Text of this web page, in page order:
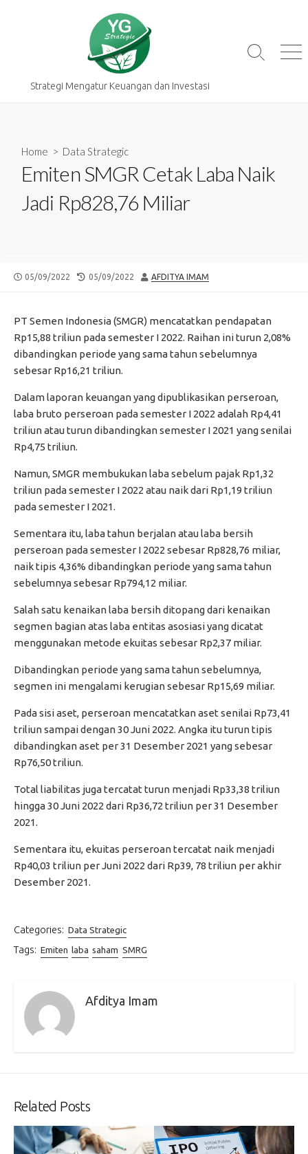
Strategi Mengatur Keuangan dan Investasi
Search
Home > Data Strategic
Emiten SMGR Cetak Laba Naik
Jadi Rp828,76 Miliar
PUBLISHED
05/09/2022
LAST
05/09/2022 AUTHOR
AFDITYA IMAM
PT Semen Indonesia (SMGR) mencatatkan pendapatan
Rp15,88 triliun pada semester I 2022. Raihan ini turun 2,08%
dibandingkan periode yang sama tahun sebelumnya
sebesar Rp16,21 triliun.
Dalam laporan keuangan yang dipublikasikan perseroan,
laba bruto perseroan pada semester I 2022 adalah Rp4,41
triliun atau turun dibandingkan semester I 2021 yang senilai
Rp4,75 triliun.
Namun, SMGR membukukan laba sebelum pajak Rp1,32
triliun pada semester I 2022 atau naik dari Rp1,19 triliun
pada semester I 2021.
Sementara itu, laba tahun berjalan atau laba bersih
perseroan pada semester I 2022 sebesar Rp828,76 miliar,
naik tipis 4,36% dibandingkan periode yang sama tahun
sebelumnya sebesar Rp794,12 miliar.
Salah satu kenaikan laba bersih ditopang dari kenaikan
segmen bagian atas laba entitas asosiasi yang dicatat
menggunakan metode ekuitas sebesar Rp2,37 miliar.
Dibandingkan periode yang sama tahun sebelumnya,
segmen ini mengalami kerugian sebesar Rp15,69 miliar.
Pada sisi aset, perseroan mencatatkan aset senilai Rp73,41
triliun sampai dengan 30 Juni 2022. Angka itu turun tipis
dibandingkan aset per 31 Desember 2021 yang sebesar
Rp76,50 triliun.
Total liabilitas juga tercatat turun menjadi Rp33,38 triliun
hingga 30 Juni 2022 dari Rp36,72 triliun per 31 Desember
2021.
Sementara itu, ekuitas perseroan tercatat naik menjadi
Rp40,03 triliun per Juni 2022 dari Rp39, 78 triliun per akhir
Desember 2021.
Categories: Data Strategic
Tags: Emiten laba saham SMRG
Afditya Imam
Related Posts